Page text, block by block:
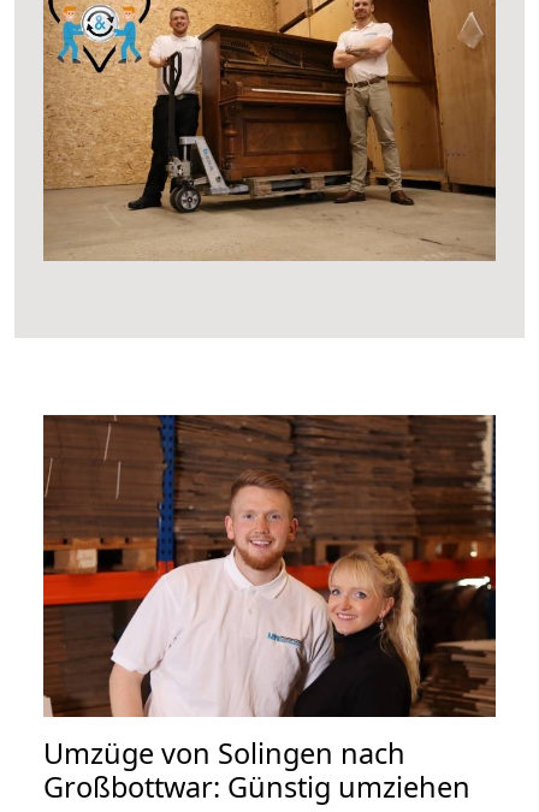
Umzüge von Solingen nach
Großbottwar: Günstig umziehen